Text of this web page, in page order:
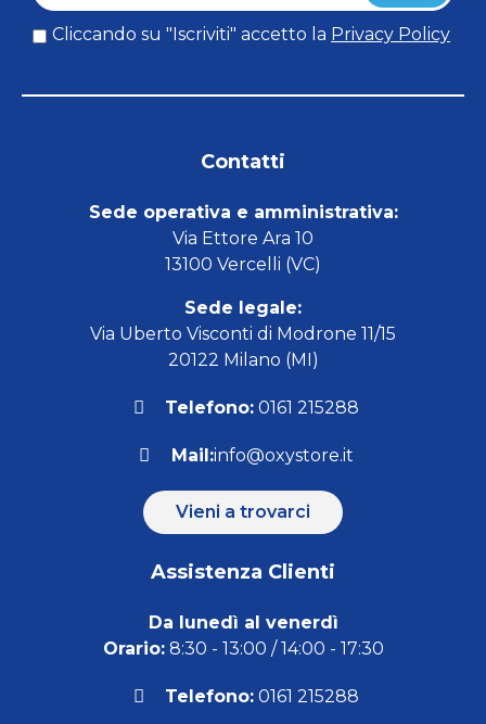
Cliccando su "Iscriviti" accetto la Privacy Policy
Contatti
Sede operativa e amministrativa:
Via Ettore Ara 10
13100 Vercelli (VC)
Sede legale:
Via Uberto Visconti di Modrone 11/15
20122 Milano (MI)
Telefono: 0161 215288
Mail:info@oxystore.it
Vieni a trovarci
Assistenza Clienti
Da lunedì al venerdì
Orario:8:30 - 13:00 / 14:00 - 17:30
Telefono: 0161 215288